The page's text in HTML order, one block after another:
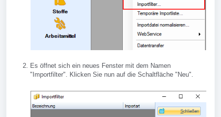
Es öffnet sich ein neues Fenster mit dem Namen
"Importfilter". Klicken Sie nun auf die Schaltfläche "Neu".